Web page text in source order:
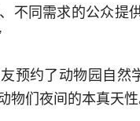
不同需求的公众提
预约了动物园自然
们夜间的本真天性